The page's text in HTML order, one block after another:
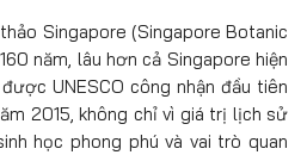
Singapore (Singapore Botanic
năm, lâu hơn cả Singapore hiện
UNESCO công nhận đầu tiên
2015, không chỉ vì giá trị lịch sử
học phong phú và vai trò quan